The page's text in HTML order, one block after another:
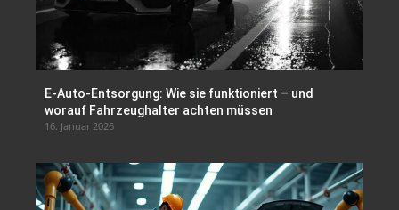
E-Auto-Entsorgung: Wie sie funktioniert – und
worauf Fahrzeughalter achten müssen
16. Januar 2026